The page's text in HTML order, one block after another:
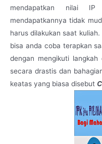
mendapatkan nilai
mendapatkannya tidak
harus dilakukan saat
bisa anda coba terapkan
dengan mengikuti
secara drastis dan
keatas yang biasa disebut